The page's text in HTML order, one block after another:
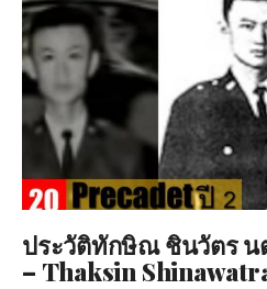
ประวัติทักษิณ ชินวัตร น
– Thaksin